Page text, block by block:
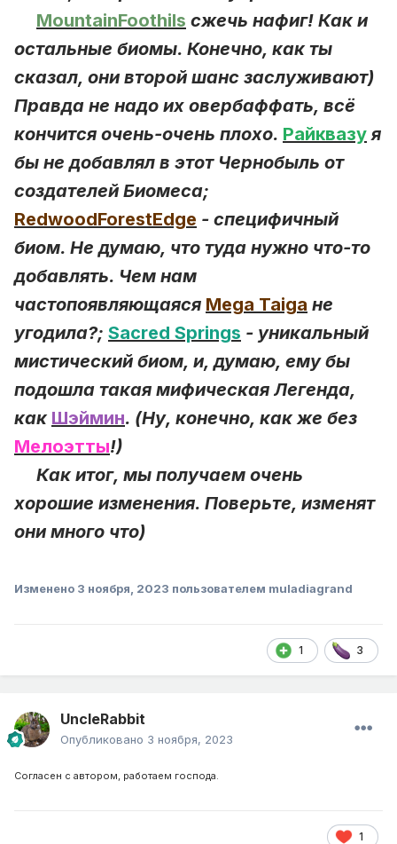
MountainFoothils сжечь нафиг! Как и
остальные биомы. Конечно, как ты
сказал, они второй шанс заслуживают)
Правда не надо их овербаффать, всё
кончится очень-очень плохо. Райквазуя
бы не добавлял в этот Чернобыль от
создателей Биомеса;
RedwoodForestEdge - специфичный
биом. Не думаю, что туда нужно что-то
добавлять. Чем нам
частопоявляющаяся Mega Taiga не
угодила?; Sacred Springs - уникальный
мистический биом, и, думаю, ему бы
подошла такая мифическая Легенда,
как Шэймин. (Ну, конечно, как же без
Мелоэтты!)
Как итог, мы получаем очень
хорошие изменения. Поверьте, изменят
они много что)
Изменено 3 ноября, 2023 пользователем muladiagrand
1 3
UncleRabbit
Опубликовано 3 ноября, 2023
Согласен с автором, работаем господа.
1